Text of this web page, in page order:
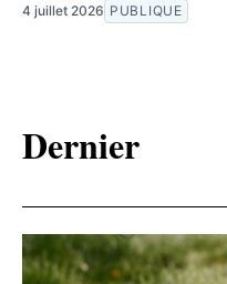
4 juillet 2026 PUBLIQUE
Dernier